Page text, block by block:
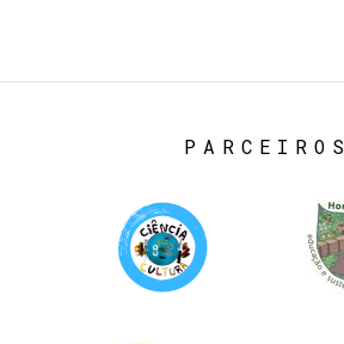
PARCEIROS